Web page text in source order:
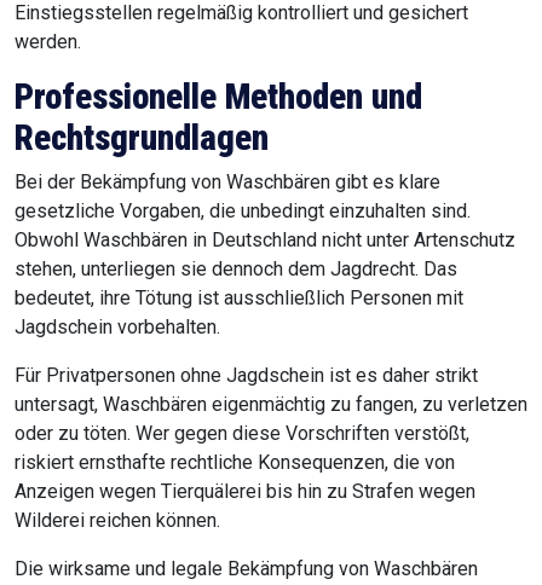
Einstiegsstellen regelmäßig kontrolliert und gesichert
werden.
Professionelle Methoden und
Rechtsgrundlagen
Bei der Bekämpfung von Waschbären gibt es klare
gesetzliche Vorgaben, die unbedingt einzuhalten sind.
Obwohl Waschbären in Deutschland nicht unter Artenschutz
stehen, unterliegen sie dennoch dem Jagdrecht. Das
bedeutet, ihre Tötung ist ausschließlich Personen mit
Jagdschein vorbehalten.
Für Privatpersonen ohne Jagdschein ist es daher strikt
untersagt, Waschbären eigenmächtig zu fangen, zu verletzen
oder zu töten. Wer gegen diese Vorschriften verstößt,
riskiert ernsthafte rechtliche Konsequenzen, die von
Anzeigen wegen Tierquälerei bis hin zu Strafen wegen
Wilderei reichen können.
Die wirksame und legale Bekämpfung von Waschbären